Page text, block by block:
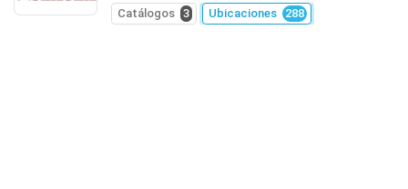
Catálogos 3 Ubicaciones 288